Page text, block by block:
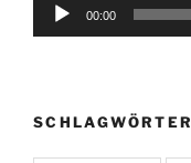
00:00
SCHLAGWÖRTER